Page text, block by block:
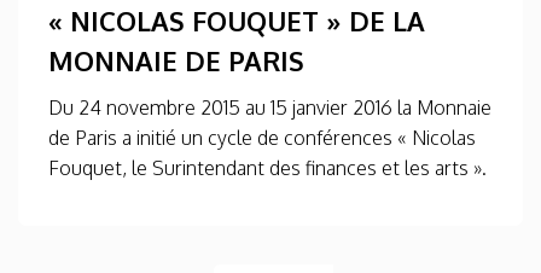
« NICOLAS FOUQUET » DE LA
MONNAIE DE PARIS
Du 24 novembre 2015 au 15 janvier 2016 la Monnaie
de Paris a initié un cycle de conférences « Nicolas
Fouquet, le Surintendant des finances et les arts ».